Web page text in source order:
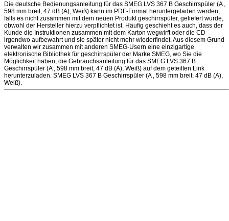
Die deutsche Bedienungsanleitung für das SMEG LVS 367 B Geschirrspüler (A ,
598 mm breit, 47 dB (A), Weiß) kann im PDF-Format heruntergeladen werden,
falls es nicht zusammen mit dem neuen Produkt geschirrspüler, geliefert wurde,
obwohl der Hersteller hierzu verpflichtet ist. Häufig geschieht es auch, dass der
Kunde die Instruktionen zusammen mit dem Karton wegwirft oder die CD
irgendwo aufbewahrt und sie später nicht mehr wiederfindet. Aus diesem Grund
verwalten wir zusammen mit anderen SMEG-Usern eine einzigartige
elektronische Bibliothek für geschirrspüler der Marke SMEG, wo Sie die
Möglichkeit haben, die Gebrauchsanleitung für das SMEG LVS 367 B
Geschirrspüler (A , 598 mm breit, 47 dB (A), Weiß) auf dem geteilten Link
herunterzuladen. SMEG LVS 367 B Geschirrspüler (A , 598 mm breit, 47 dB (A),
Weiß).